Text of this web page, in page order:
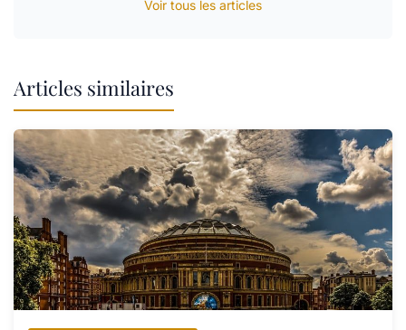
Voir tous les articles
Articles similaires